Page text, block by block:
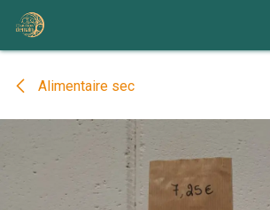
Se rendre au contenu
Alimentaire sec